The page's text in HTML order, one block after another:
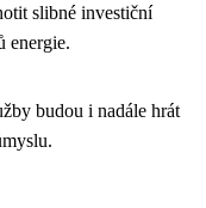
slibné investiční
energie.
budou i nadále hrát